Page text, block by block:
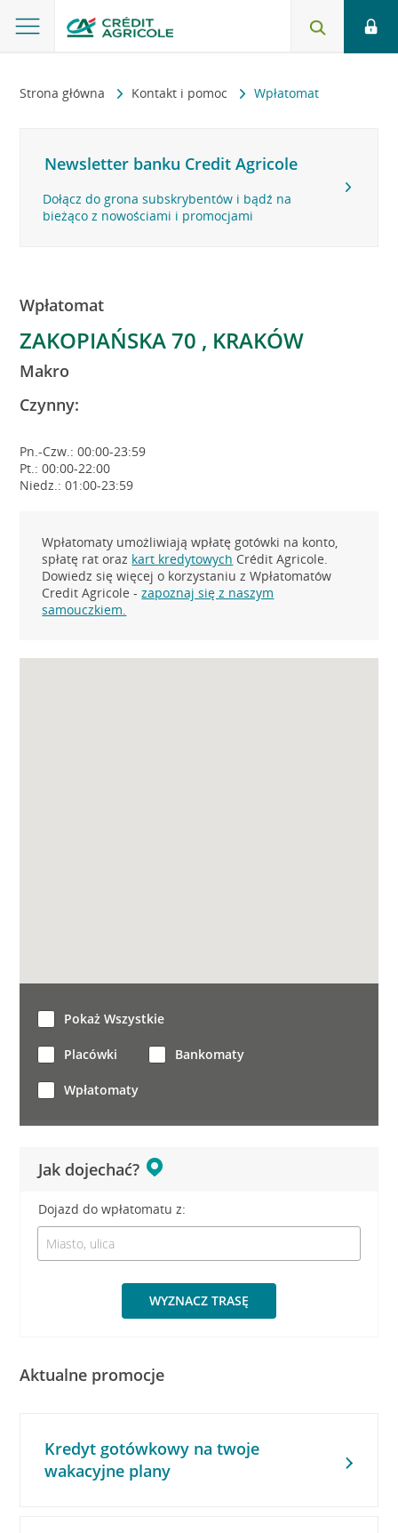
Strona główna Kontakt i pomoc Wpłatomat
Newsletter banku Credit Agricole
Dołącz do grona subskrybentów i bądź na
bieżąco z nowościami i promocjami
Wpłatomat
ZAKOPIAŃSKA 70 , KRAKÓW
Makro
Czynny:
Pn.-Czw.: 00:00-23:59
Pt.: 00:00-22:00
Niedz.: 01:00-23:59
Wpłatomaty umożliwiają wpłatę gotówki na konto,
spłatę rat oraz kart kredytowych Crédit Agricole.
Dowiedz się więcej o korzystaniu z Wpłatomatów
Credit Agricole -zapoznaj się z naszym
samouczkiem.
Jak dojechać?
Dojazd do wpłatomatu z:
WYZNACZ TRASĘ
Pokaż Wszystkie
Placówki Bankomaty
Wpłatomaty
Aktualne promocje
Kredyt gotówkowy na twoje
wakacyjne plany